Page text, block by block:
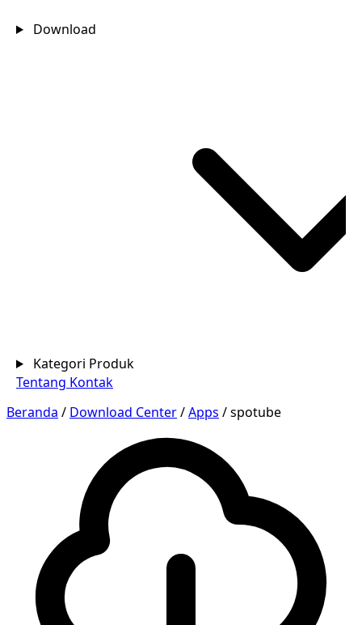
Download
Kategori Produk
Tentang Kontak
Beranda / Download Center/Apps /spotube